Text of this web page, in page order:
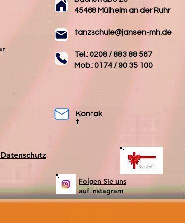
45468 Mülheim an der Ruhr
tanzschule@jansen-mh.de
Tel.: 0208 / 883 88 567
Mob.: 0174 / 90 35 100
Kontak
t
Datenschutz
Folgen Sie uns
auf Instagram